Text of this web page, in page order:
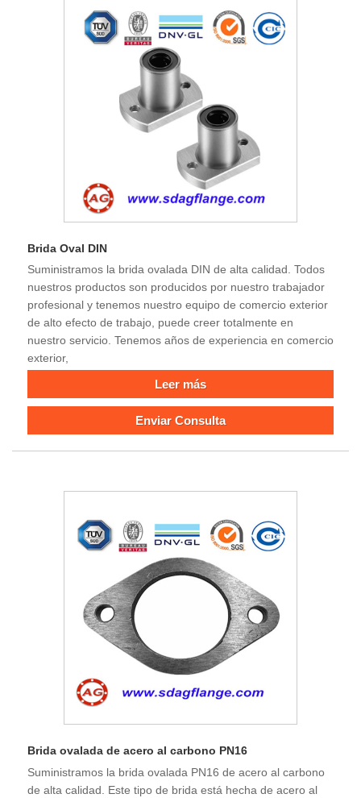
Brida Oval DIN
Suministramos la brida ovalada DIN de alta calidad. Todos
nuestros productos son producidos por nuestro trabajador
profesional y tenemos nuestro equipo de comercio exterior
de alto efecto de trabajo, puede creer totalmente en
nuestro servicio. Tenemos años de experiencia en comercio
exterior,
Leer más
Enviar Consulta
Brida ovalada de acero al carbono PN16
Suministramos la brida ovalada PN16 de acero al carbono
de alta calidad. Este tipo de brida está hecha de acero al